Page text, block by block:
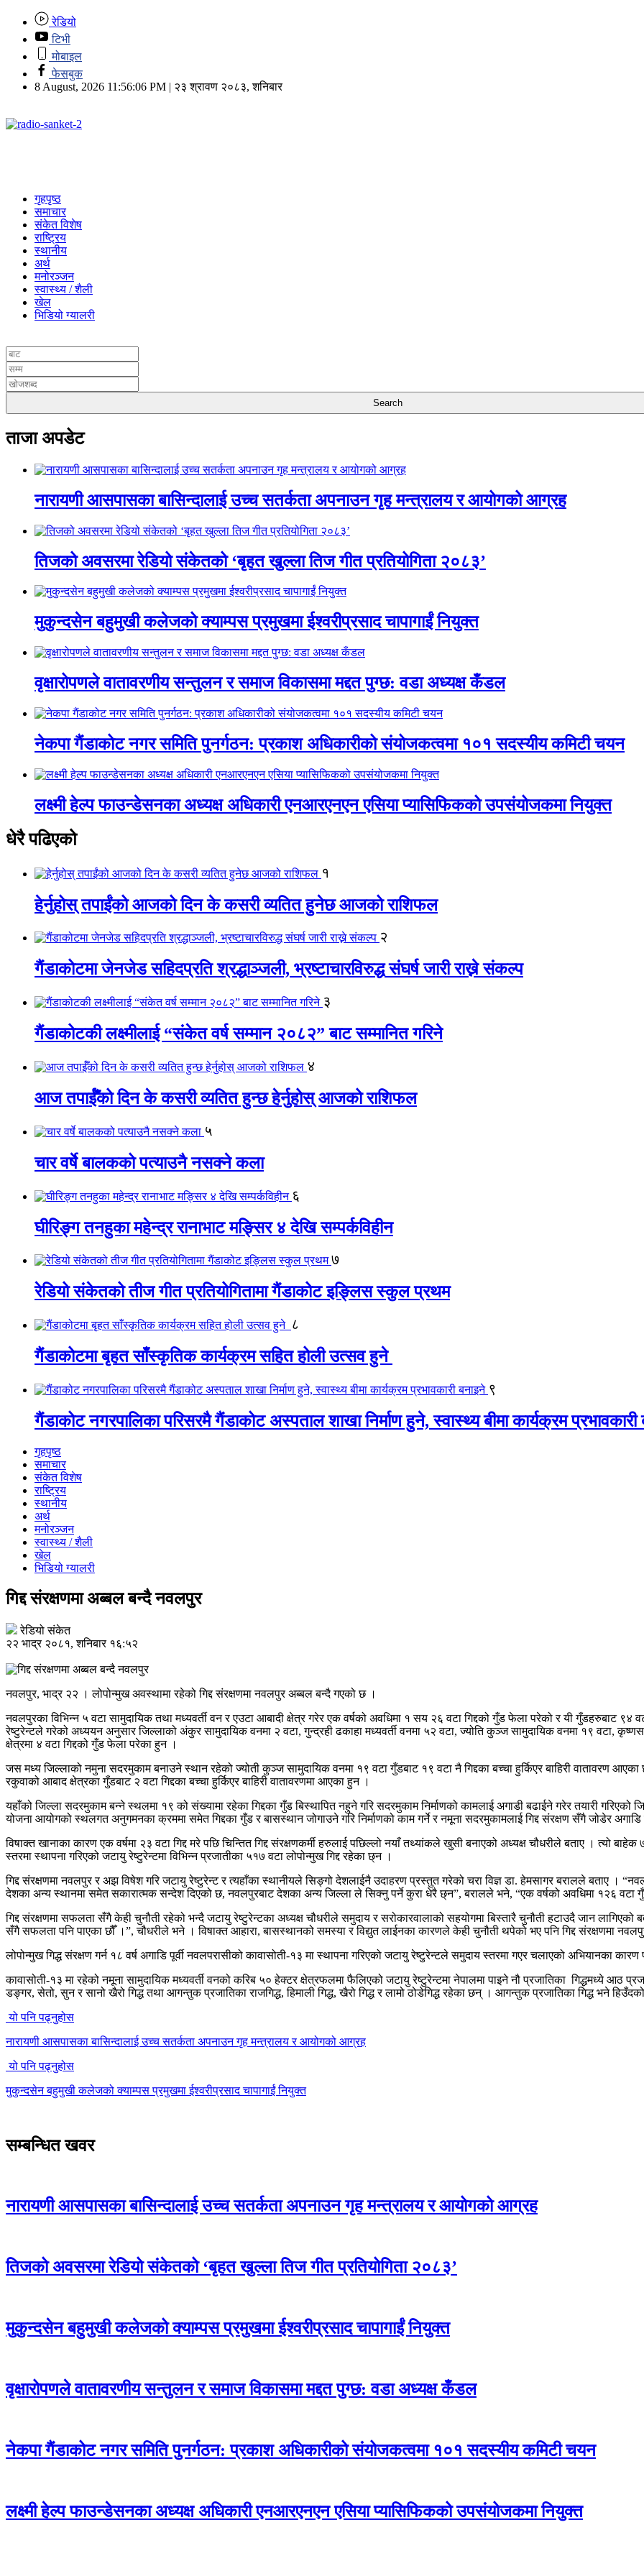
रेडियो
टिभी
मोबाइल
फेसबुक
8 August, 2026 11:56:06 PM | २३ श्रावण २०८३, शनिबार
गृहपृष्ठ
समाचार
संकेत विशेष
राष्ट्रिय
स्थानीय
अर्थ
मनोरञ्जन
स्वास्थ्य / शैली
खेल
भिडियो ग्यालरी
ताजा अपडेट
नारायणी आसपासका बासिन्दालाई उच्च सतर्कता अपनाउन गृह मन्त्रालय र आयोगको आग्रह
तिजको अवसरमा रेडियो संकेतको ‘बृहत खुल्ला तिज गीत प्रतियोगिता २०८३’
मुकुन्दसेन बहुमुखी कलेजको क्याम्पस प्रमुखमा ईश्वरीप्रसाद चापागाईं नियुक्त
वृक्षारोपणले वातावरणीय सन्तुलन र समाज विकासमा मद्दत पुग्छ: वडा अध्यक्ष कँडल
नेकपा गैंडाकोट नगर समिति पुनर्गठन: प्रकाश अधिकारीको संयोजकत्वमा १०१ सदस्यीय कमिटी चयन
लक्ष्मी हेल्प फाउन्डेसनका अध्यक्ष अधिकारी एनआरएनएन एसिया प्यासिफिकको उपसंयोजकमा नियुक्त
धेरै पढिएको
१
हेर्नुहोस् तपाईंको आजको दिन के कसरी व्यतित हुनेछ आजको राशिफल
२
गैंडाकोटमा जेनजेड सहिदप्रति श्रद्धाञ्जली, भ्रष्टाचारविरुद्ध संघर्ष जारी राख्ने संकल्प
३
गैंडाकोटकी लक्ष्मीलाई “संकेत वर्ष सम्मान २०८२” बाट सम्मानित गरिने
४
आज तपाईँको दिन के कसरी व्यतित हुन्छ हेर्नुहोस् आजको राशिफल
५
चार वर्षे बालकको पत्याउनै नसक्ने कला
६
घीरिङ्ग तनहुका महेन्द्र रानाभाट मङ्सिर ४ देखि सम्पर्कविहीन
७
रेडियो संकेतको तीज गीत प्रतियोगितामा गैंडाकोट इङ्लिस स्कुल प्रथम
८
गैंडाकोटमा बृहत साँस्कृतिक कार्यक्रम सहित होली उत्सव हुने
९
गैंडाकोट नगरपालिका परिसरमै गैंडाकोट अस्पताल शाखा निर्माण हुने, स्वास्थ्य बीमा कार्यक्रम प्रभावकारी
गृहपृष्ठ
समाचार
संकेत विशेष
राष्ट्रिय
स्थानीय
अर्थ
मनोरञ्जन
स्वास्थ्य / शैली
खेल
भिडियो ग्यालरी
गिद्द संरक्षणमा अब्बल बन्दै नवलपुर
रेडियो संकेत
२२ भाद्र २०८१, शनिबार १६:५२
नवलपुर, भाद्र २२ । लोपोन्मुख अवस्थामा रहेको गिद्द संरक्षणमा नवलपुर अब्बल बन्दै गएको छ ।
नवलपुरका विभिन्न ५ वटा सामुदायिक तथा मध्यवर्ती वन र एउटा आबादी क्षेत्र गरेर एक वर्षको अवधिमा १ सय २६ वटा गिद्दको गुँड फेला परेको र यी गुँडहरुबाट ९४
रेष्टुरेन्टले गरेको अध्ययन अनुसार जिल्लाको अंकुर सामुदायिक वनमा २ वटा, गुन्द्रही ढकाहा मध्यवर्ती वनमा ५२ वटा, ज्योति कुञ्ज सामुदायिक वनमा १९ वटा,
क्षेत्रमा ४ वटा गिद्दको गुँड फेला परेका हुन ।
जस मध्य जिल्लाको नमुना सदरमुकाम बनाउने स्थान रहेको ज्योती कुञ्ज सामुदायिक वनमा १९ वटा गुँडबाट १९ वटा नै गिद्दका बच्चा हुर्किएर बाहिरी वातावरण
रकुवाको आबाद क्षेत्रका गुँडबाट २ वटा गिद्दका बच्चा हुर्किएर बाहिरी वातावरणमा आएका हुन ।
यहाँको जिल्ला सदरमुकाम बन्ने स्थलमा १९ को संख्यामा रहेका गिद्दका गुँड बिस्थापित नहुने गरि सदरमुकाम निर्माणको कामलाई अगाडी बढाईने गरेर तयारी गरिएको
योजना आयोगको स्थलगत अनुगमनका क्रममा समेत गिद्दका गुँड र बासस्थान जोगाउने गरि निर्माणको काम गर्ने र नमूना सदरमुकामलाई गिद्द संरक्षण सँगै जोडेर अगाडि
विषाक्त खानाका कारण एक वर्षमा २३ वटा गिद्द मरे पछि चिन्तित गिद्द संरक्षणकर्मी हरुलाई पछिल्लो नयाँ तथ्यांकले खुसी बनाएको अध्यक्ष चौधरीले बताए । त्यो
स्तरमा स्थापना गरिएको जटायु रेष्टुरेन्टमा विभिन्न प्रजातीका ५१७ वटा लोपोन्मुख गिद्द रहेका छ्न ।
गिद्द संरक्षणमा नवलपुर र अझ विषेश गरि जटायु रेष्टुरेन्ट र त्यहाँका स्थानीयले सिङ्गो देशलाईनै उदाहरण प्रस्तुत गरेको चरा विज्ञ डा. हेमसागर बरालले बताए ।
देशका अन्य स्थानमा समेत सकारात्मक सन्देश दिएको छ, नवलपुरबाट देशका अन्य जिल्ला ले सिक्नु पर्ने कुरा धेरै छ्न”, बरालले भने, “एक वर्षको अवधिमा १२६ वटा
गिद्द संरक्षणमा सफलता सँगै केही चुनौती रहेको भन्दै जटायु रेष्टुरेन्टका अध्यक्ष चौधरीले समुदाय र सरोकारवालाको सहयोगमा बिस्तारै चुनौती हटाउदै जान
सँगै सफलता पनि पाएका छौँ ।”, चौधरीले भने । विषाक्त आहारा, बासस्थानको समस्या र विद्युत लाईनका कारणले केही चुनौती थपेको भए पनि गिद्द संरक्षणमा
लोपोन्मुख गिद्ध संरक्षण गर्न १८ वर्ष अगाडि पूर्वी नवलपरासीको कावासोती-१३ मा स्थापना गरिएको जटायु रेष्टुरेन्टले समुदाय स्तरमा गएर चलाएको अभियानका
कावासोती-१३ मा रहेको नमूना सामुदायिक मध्यवर्ती वनको करिब ५० हेक्टर क्षेत्रफलमा फैलिएको जटायु रेष्टुरेन्टमा नेपालमा पाइने नौ प्रजातिका गिद्धमध्ये आठ
डङ्गर, सेतो, सुन र सानो खैरो गिद्ध तथा आगन्तुक प्रजातिका राजगिद्ध, हिमाली गिद्ध, खैरो गिद्ध र लामो ठोडेगिद्ध रहेका छन् । आगन्तुक प्रजातिका गिद्ध भने
यो पनि पढ्नुहोस
नारायणी आसपासका बासिन्दालाई उच्च सतर्कता अपनाउन गृह मन्त्रालय र आयोगको आग्रह
यो पनि पढ्नुहोस
मुकुन्दसेन बहुमुखी कलेजको क्याम्पस प्रमुखमा ईश्वरीप्रसाद चापागाईं नियुक्त
सम्बन्धित खवर
नारायणी आसपासका बासिन्दालाई उच्च सतर्कता अपनाउन गृह मन्त्रालय र आयोगको आग्रह
तिजको अवसरमा रेडियो संकेतको ‘बृहत खुल्ला तिज गीत प्रतियोगिता २०८३’
मुकुन्दसेन बहुमुखी कलेजको क्याम्पस प्रमुखमा ईश्वरीप्रसाद चापागाईं नियुक्त
वृक्षारोपणले वातावरणीय सन्तुलन र समाज विकासमा मद्दत पुग्छ: वडा अध्यक्ष कँडल
नेकपा गैंडाकोट नगर समिति पुनर्गठन: प्रकाश अधिकारीको संयोजकत्वमा १०१ सदस्यीय कमिटी चयन
लक्ष्मी हेल्प फाउन्डेसनका अध्यक्ष अधिकारी एनआरएनएन एसिया प्यासिफिकको उपसंयोजकमा नियुक्त